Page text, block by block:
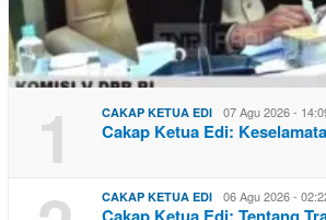
1 CAKAP KETUA EDI 07 Agu 2026 -
Cakap Ketua Edi:
CAKAP KETUA EDI 06 Agu 2026 -